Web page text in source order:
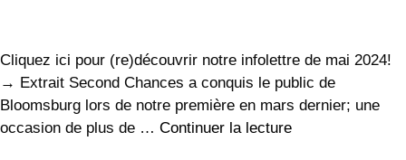
Cliquez ici pour (re)découvrir notre infolettre de mai 2024!
→ Extrait Second Chances a conquis le public de
Bloomsburg lors de notre première en mars dernier; une
occasion de plus de … Continuer la lecture